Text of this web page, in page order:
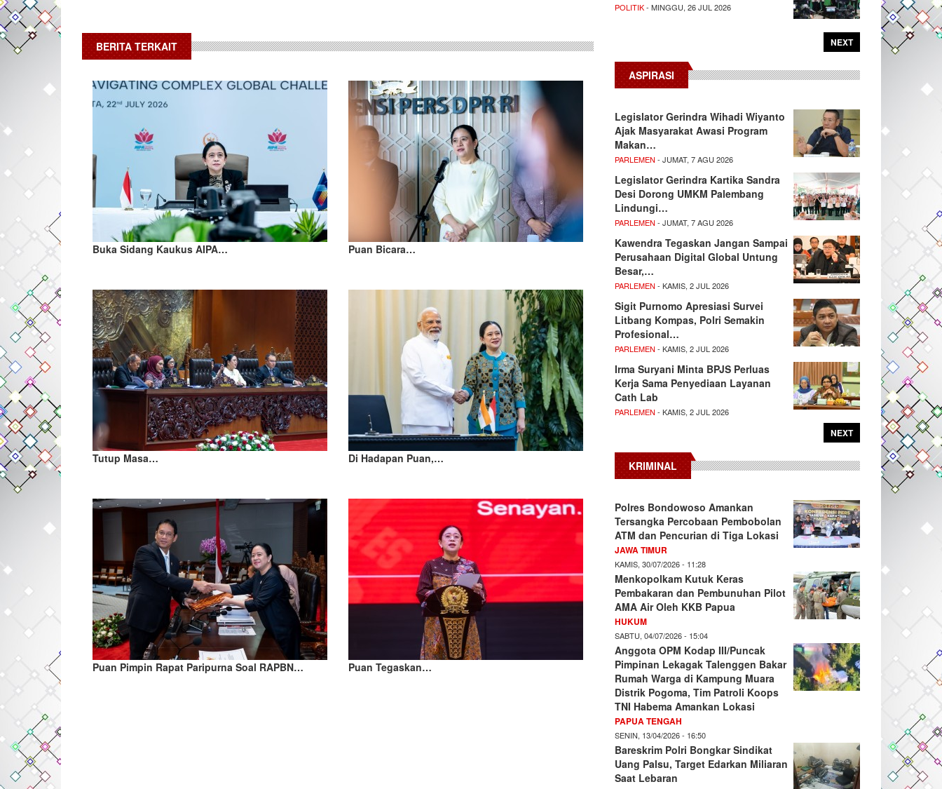
BERITA TERKAIT
Buka Sidang Kaukus AIPA… Puan Bicara…
Tutup Masa… Di Hadapan Puan,…
Puan Pimpin Rapat Paripurna Soal RAPBN… Puan Tegaskan…
POLITIK- MINGGU, 26 JUL 2026
NEXT
ASPIRASI
Legislator Gerindra Wihadi Wiyanto
Ajak Masyarakat Awasi Program
Makan…
PARLEMEN - JUMAT, 7 AGU 2026
Legislator Gerindra Kartika Sandra
Desi Dorong UMKM Palembang
Lindungi…
PARLEMEN - JUMAT, 7 AGU 2026
Kawendra Tegaskan Jangan Sampai
Perusahaan Digital Global Untung
Besar,…
PARLEMEN - KAMIS, 2 JUL 2026
Sigit Purnomo Apresiasi Survei
Litbang Kompas, Polri Semakin
Profesional…
PARLEMEN - KAMIS, 2 JUL 2026
Irma Suryani Minta BPJS Perluas
Kerja Sama Penyediaan Layanan
Cath Lab
PARLEMEN - KAMIS, 2 JUL 2026
NEXT
KRIMINAL
Polres Bondowoso Amankan
Tersangka Percobaan Pembobolan
ATM dan Pencurian di Tiga Lokasi
JAWA TIMUR
KAMIS, 30/07/2026 - 11:28
Menkopolkam Kutuk Keras
Pembakaran dan Pembunuhan Pilot
AMA Air Oleh KKB Papua
HUKUM
SABTU, 04/07/2026 - 15:04
Anggota OPM Kodap III/Puncak
Pimpinan Lekagak Talenggen Bakar
Rumah Warga di Kampung Muara
Distrik Pogoma, Tim Patroli Koops
TNI Habema Amankan Lokasi
PAPUA TENGAH
SENIN, 13/04/2026 - 16:50
Bareskrim Polri Bongkar Sindikat
Uang Palsu, Target Edarkan Miliaran
Saat Lebaran